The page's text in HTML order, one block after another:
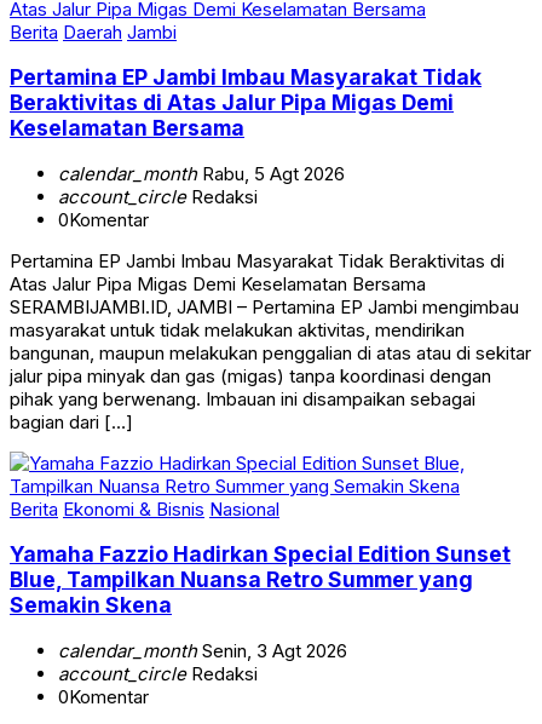
Berita Daerah Jambi
Pertamina EP Jambi Imbau Masyarakat Tidak
Beraktivitas di Atas Jalur Pipa Migas Demi
Keselamatan Bersama
calendar_monthRabu, 5 Agt 2026
account_circleRedaksi
0Komentar
Pertamina EP Jambi Imbau Masyarakat Tidak Beraktivitas di
Atas Jalur Pipa Migas Demi Keselamatan Bersama
SERAMBIJAMBI.ID, JAMBI – Pertamina EP Jambi mengimbau
masyarakat untuk tidak melakukan aktivitas, mendirikan
bangunan, maupun melakukan penggalian di atas atau di sekitar
jalur pipa minyak dan gas (migas) tanpa koordinasi dengan
pihak yang berwenang. Imbauan ini disampaikan sebagai
bagian dari […]
Berita Ekonomi & Bisnis Nasional
Yamaha Fazzio Hadirkan Special Edition Sunset
Blue, Tampilkan Nuansa Retro Summer yang
Semakin Skena
calendar_monthSenin, 3 Agt 2026
account_circleRedaksi
0Komentar